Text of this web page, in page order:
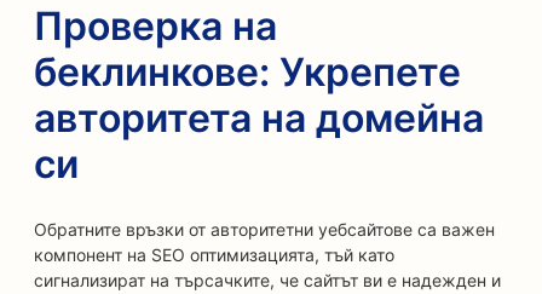
Проверка на
беклинкове: Укрепете
авторитета на домейна
си
Обратните връзки от авторитетни уебсайтове са важен
компонент на SEO оптимизацията, тъй като
сигнализират на търсачките, че сайтът ви е надежден и